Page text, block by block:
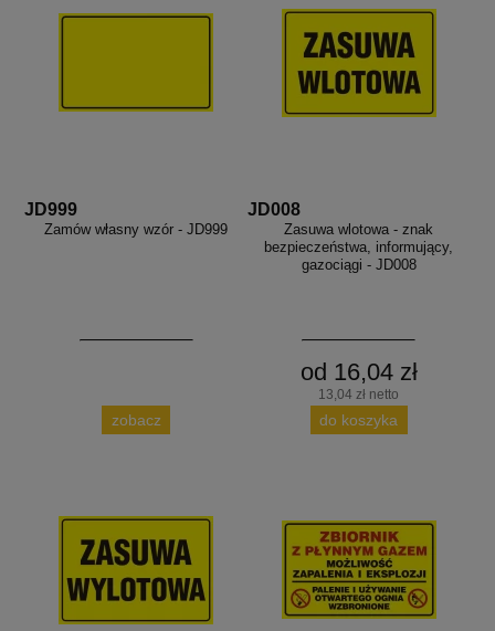
JD999
Zamów własny wzór - JD999
zobacz
JD008
Zasuwa wlotowa - znak
bezpieczeństwa, informujący,
gazociągi - JD008
od 16,04 zł
13,04 zł netto
do koszyka